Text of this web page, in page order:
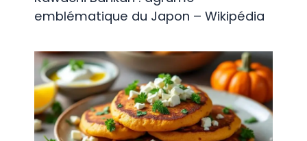
emblématique du Japon – Wikipédia